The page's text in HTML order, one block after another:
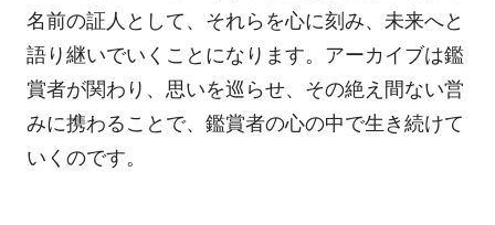
名前の証人として、それらを心に刻み、未来へと
語り継いでいくことになります。アーカイブは鑑
賞者が関わり、思いを巡らせ、その絶え間ない営
みに携わることで、鑑賞者の心の中で生き続けて
いくのです。